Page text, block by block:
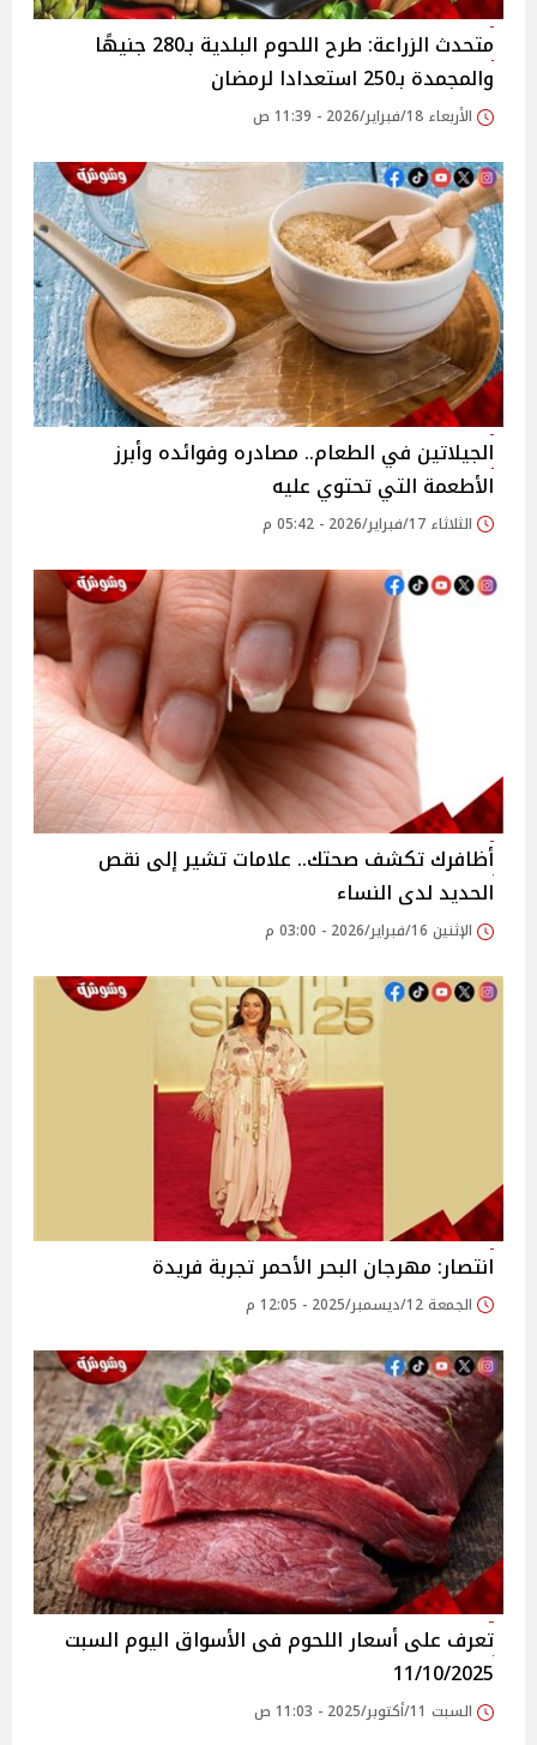
متحدث الزراعة: طرح اللحوم البلدية بـ280 جنيهًا
والمجمدة بـ250 استعدادا لرمضان
الأربعاء 18/فبراير/2026 - 11:39 ص
الجيلاتين في الطعام.. مصادره وفوائده وأبرز
الأطعمة التي تحتوي عليه
الثلاثاء 17/فبراير/2026 - 05:42 م
أظافرك تكشف صحتك.. علامات تشير إلى نقص
الحديد لدى النساء
الإثنين 16/فبراير/2026 - 03:00 م
انتصار: مهرجان البحر الأحمر تجربة فريدة
الجمعة 12/ديسمبر/2025 - 12:05 م
تعرف على أسعار اللحوم فى الأسواق‎‎ اليوم السبت
11/10/2025
السبت 11/أكتوبر/2025 - 11:03 ص